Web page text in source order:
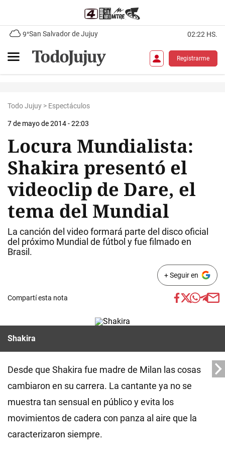
9°San Salvador de Jujuy 02:22 HS.
Registrarme
Todo Jujuy > Espectáculos
7 de mayo de 2014 - 22:03
Locura Mundialista:
Shakira presentó el
videoclip de Dare, el
tema del Mundial
La canción del video formará parte del disco oficial
del próximo Mundial de fútbol y fue filmado en
Brasil.
+ Seguir en
Compartí esta nota
Shakira
Desde que Shakira fue madre de Milan las cosas
cambiaron en su carrera. La cantante ya no se
muestra tan sensual en público y evita los
movimientos de cadera con panza al aire que la
caracterizaron siempre.